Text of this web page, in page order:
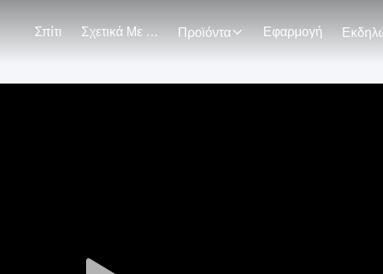
Σπίτι Σχετικά Με Εμάς Προϊόντα Εφαρμογή